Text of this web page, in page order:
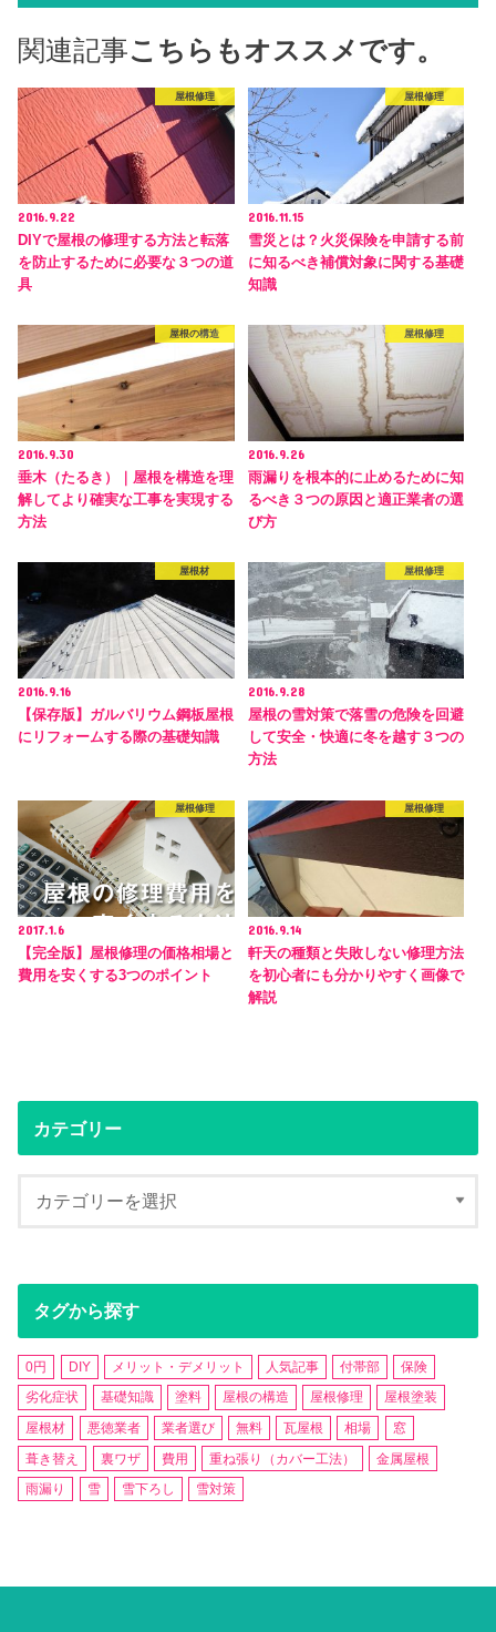
関連記事こちらもオススメです。
屋根修理
2016.9.22
DIYで屋根の修理する方法と転落
を防止するために必要な３つの道
具
屋根修理
2016.11.15
雪災とは？火災保険を申請する前
に知るべき補償対象に関する基礎
知識
屋根の構造
2016.9.30
垂木（たるき）｜屋根を構造を理
解してより確実な工事を実現する
方法
屋根修理
2016.9.26
雨漏りを根本的に止めるために知
るべき３つの原因と適正業者の選
び方
屋根材
2016.9.16
【保存版】ガルバリウム鋼板屋根
にリフォームする際の基礎知識
屋根修理
2016.9.28
屋根の雪対策で落雪の危険を回避
して安全・快適に冬を越す３つの
方法
屋根修理
2017.1.6
【完全版】屋根修理の価格相場と
費用を安くする3つのポイント
屋根修理
2016.9.14
軒天の種類と失敗しない修理方法
を初心者にも分かりやすく画像で
解説
カテゴリー
タグから探す
0円 DIY メリット・デメリット 人気記事 付帯部
保険
劣化症状
基礎知識 塗料 屋根の構造 屋根修理
屋根塗装
屋根材
悪徳業者 業者選び 無料 瓦屋根 相場
窓
葺き替え
裏ワザ 費用 重ね張り（カバー工法）
金属屋根
雨漏り
雪 雪下ろし 雪対策